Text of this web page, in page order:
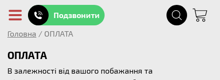
Подзвонити
Головна / ОПЛАТА
ОПЛАТА
В залежності від вашого побажання та